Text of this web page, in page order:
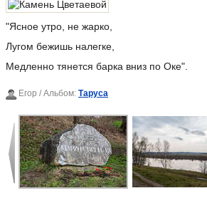
"Ясное утро, не жарко,
Лугом бежишь налегке,
Медленно тянется барка вниз по Оке".
Егор / Альбом: Таруса